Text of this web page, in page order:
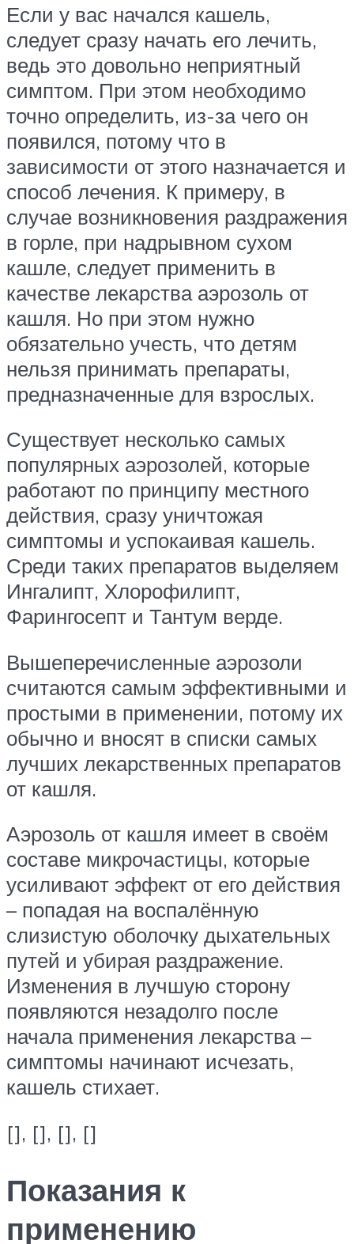
Если у вас начался кашель,
следует сразу начать его лечить,
ведь это довольно неприятный
симптом. При этом необходимо
точно определить, из-за чего он
появился, потому что в
зависимости от этого назначается и
способ лечения. К примеру, в
случае возникновения раздражения
в горле, при надрывном сухом
кашле, следует применить в
качестве лекарства аэрозоль от
кашля. Но при этом нужно
обязательно учесть, что детям
нельзя принимать препараты,
предназначенные для взрослых.
Существует несколько самых
популярных аэрозолей, которые
работают по принципу местного
действия, сразу уничтожая
симптомы и успокаивая кашель.
Среди таких препаратов выделяем
Ингалипт, Хлорофилипт,
Фарингосепт и Тантум верде.
Вышеперечисленные аэрозоли
считаются самым эффективными и
простыми в применении, потому их
обычно и вносят в списки самых
лучших лекарственных препаратов
от кашля.
Аэрозоль от кашля имеет в своём
составе микрочастицы, которые
усиливают эффект от его действия
– попадая на воспалённую
слизистую оболочку дыхательных
путей и убирая раздражение.
Изменения в лучшую сторону
появляются незадолго после
начала применения лекарства –
симптомы начинают исчезать,
кашель стихает.
[], [], [], []
Показания к
применению